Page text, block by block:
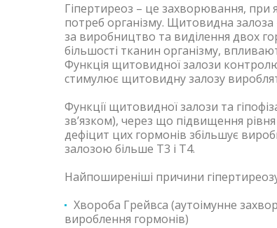
Гіпертиреоз – це захворювання,
потреб організму. Щитовидна
за виробництво та виділення двох
більшості тканин організму,
Функція щитовидної залози
стимулює щитовидну залозу
Функції щитовидної залози та
зв’язком), через що підвищення
дефіцит цих гормонів збільшує
залозою більше Т3 і Т4.
Найпоширеніші причини
Хвороба Грейвса (аутоімунне
вироблення гормонів)